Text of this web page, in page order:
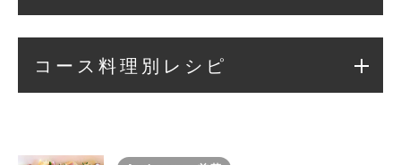
コース料理別レシピ